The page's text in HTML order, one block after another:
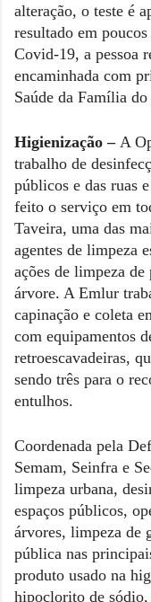
alteração, o teste é
resultado em
Covid-19, a pessoa
encaminhada com
Saúde da Família
Higienização – A
trabalho de
públicos e das ruas
feito o serviço em
Taveira, uma das
agentes de limpeza
ações de limpeza
árvore. A Emlur
capinação e coleta
com equipamentos
retroescavadeiras,
sendo três para o
entulhos.
Coordenada pela
Semam, Seinfra e
limpeza urbana,
espaços públicos,
árvores, limpeza de
pública nas
produto usado na
hipoclorito de sódio,